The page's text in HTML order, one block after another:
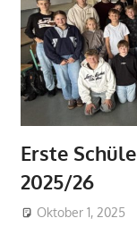
Erste
2025/26
Oktober 1, 2025